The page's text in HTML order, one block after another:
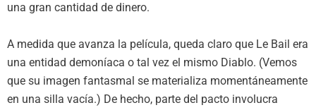
una gran cantidad de dinero.
A medida que avanza la película, queda claro que Le Bail era
una entidad demoníaca o tal vez el mismo Diablo. (Vemos
que su imagen fantasmal se materializa momentáneamente
en una silla vacía.) De hecho, parte del pacto involucra